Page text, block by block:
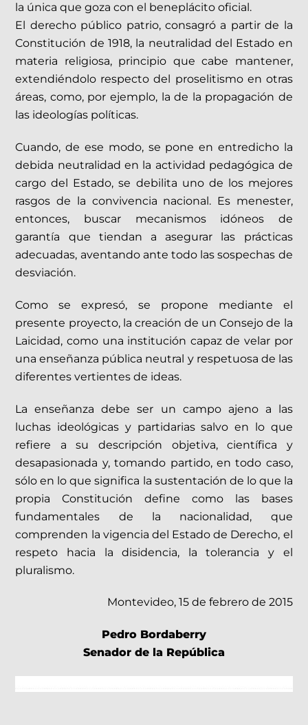
la única que goza con el beneplácito oficial.
El derecho público patrio, consagró a partir de la
Constitución de 1918, la neutralidad del Estado en
materia religiosa, principio que cabe mantener,
extendiéndolo respecto del proselitismo en otras
áreas, como, por ejemplo, la de la propagación de
las ideologías políticas.
Cuando, de ese modo, se pone en entredicho la
debida neutralidad en la actividad pedagógica de
cargo del Estado, se debilita uno de los mejores
rasgos de la convivencia nacional. Es menester,
entonces, buscar mecanismos idóneos de
garantía que tiendan a asegurar las prácticas
adecuadas, aventando ante todo las sospechas de
desviación.
Como se expresó, se propone mediante el
presente proyecto, la creación de un Consejo de la
Laicidad, como una institución capaz de velar por
una enseñanza pública neutral y respetuosa de las
diferentes vertientes de ideas.
La enseñanza debe ser un campo ajeno a las
luchas ideológicas y partidarias salvo en lo que
refiere a su descripción objetiva, científica y
desapasionada y, tomando partido, en todo caso,
sólo en lo que significa la sustentación de lo que la
propia Constitución define como las bases
fundamentales de la nacionalidad, que
comprenden la vigencia del Estado de Derecho, el
respeto hacia la disidencia, la tolerancia y el
pluralismo.
Montevideo, 15 de febrero de 2015
Pedro Bordaberry
Senador de la República